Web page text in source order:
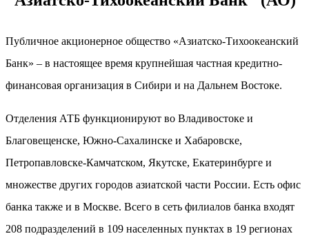
Публичное акционерное общество «Азиатско-Тихоокеанский
Банк» – в настоящее время крупнейшая частная кредитно-
финансовая организация в Сибири и на Дальнем Востоке.
Отделения АТБ функционируют во Владивостоке и
Благовещенске, Южно-Сахалинске и Хабаровске,
Петропавловске-Камчатском, Якутске, Екатеринбурге и
множестве других городов азиатской части России. Есть офис
банка также и в Москве. Всего в сеть филиалов банка входят
208 подразделений в 109 населенных пунктах в 19 регионах